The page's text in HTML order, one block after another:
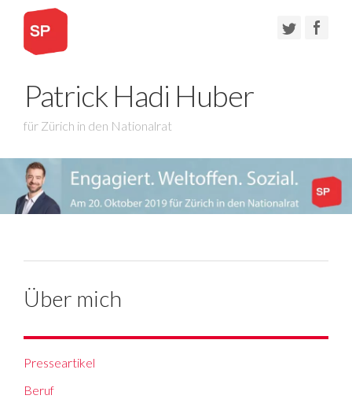
Patrick Hadi Huber
für Zürich in den Nationalrat
Über mich
Presseartikel
Beruf